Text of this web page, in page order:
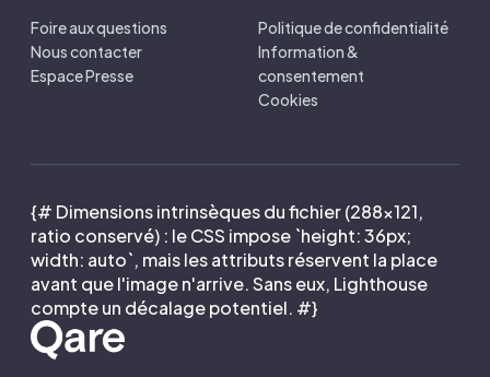
Foire aux questions
Nous contacter
Espace Presse
Politique de confidentialité
Information &
consentement
Cookies
{# Dimensions intrinsèques du fichier (288×121,
ratio conservé) : le CSS impose `height: 36px;
width: auto`, mais les attributs réservent la place
avant que l'image n'arrive. Sans eux, Lighthouse
compte un décalage potentiel. #}